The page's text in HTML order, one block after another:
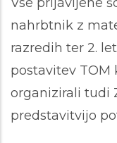
nahrbtnik z
razredih ter 2.
postavitev TOM
organizirali tudi
predstavitvijo